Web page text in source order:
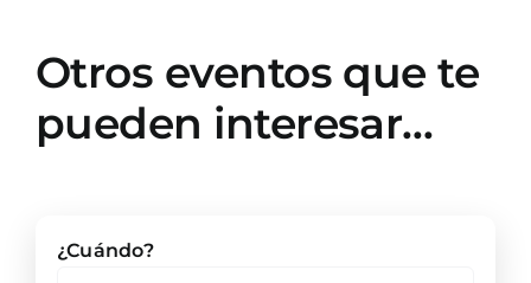
Otros eventos que te
pueden interesar…
¿Cuándo?